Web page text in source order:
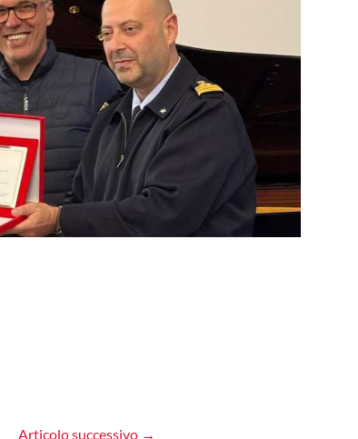
Articolo successivo →